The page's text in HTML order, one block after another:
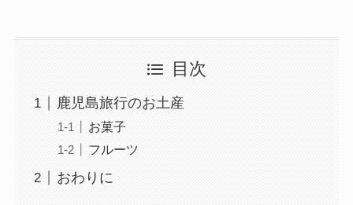
目次
鹿児島旅行のお土産
お菓子
フルーツ
おわりに